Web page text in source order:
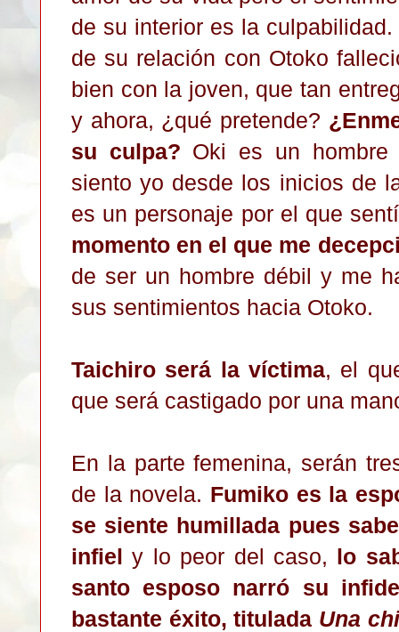
de su interior es la
de su relación con Otoko
bien con la joven, que tan
y ahora, ¿qué pretende?
su culpa? Oki es un
siento yo desde los inicios de
es un personaje por el que
momento en el que me
de ser un hombre débil y me
sus sentimientos hacia Otoko.
Taichiro será la víctima, el
que será castigado por una
En la parte femenina, serán
de la novela. Fumiko es la
se siente humillada pues
infiel y lo peor del caso, lo
santo esposo narró su
bastante éxito, titulada Una